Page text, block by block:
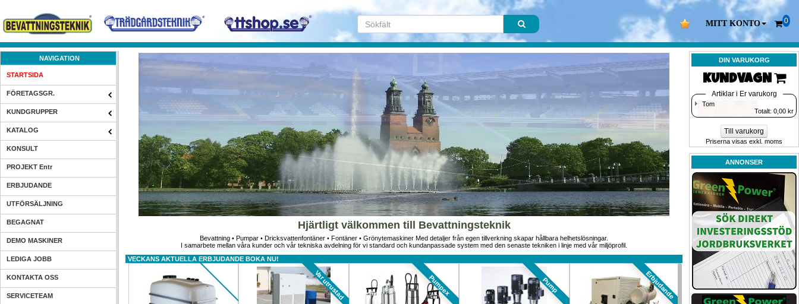
MITT KONTO 0
NAVIGATION
STARTSIDA
FÖRETAGSGR.
KUNDGRUPPER
KATALOG
KONSULT
PROJEKT Entr
ERBJUDANDE
UTFÖRSÄLJNING
BEGAGNAT
DEMO MASKINER
LEDIGA JOBB
KONTAKTA OSS
SERVICETEAM
DIN VARUKORG
KUNDVAGN
Artiklar i Er varukorg
Tom
Totalt: 0,00 kr
Till varukorg
Priserna visas exkl. moms
ANNONSER
Hjärtligt välkommen till Bevattningsteknik
Bevattning • Pumpar • Dricksvattenfontäner • Fontäner • Grönytemaskiner Med detaljer från egen tillverkning skapar hållbara helhetslösningar.
I samarbete mellan våra kunder och vår tekniska avdelning för vi standard och kundanpassade system med den senaste tekniken i linje med vår miljöprofil.
VECKANS AKTUELLA ERBJUDANDE BOKA NU!
Var utrustad Pumpex Pump Erbjudande